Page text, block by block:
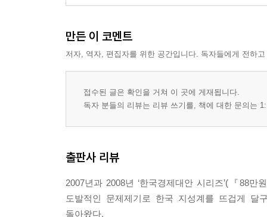
만든 이 코멘트
저자, 역자, 편집자를 위한 공간입니다. 독자들에게 전하
접수된 글은 확인을 거쳐 이 곳에 게재됩니다.
독자 분들의 리뷰는 리뷰 쓰기를, 책에 대한 문의는
출판사 리뷰
2007년과 2008년 ‘한국경제대안 시리즈’(『88
도발적인 문제제기로 한국 지성계를 뜨겁게 달
돌아왔다.